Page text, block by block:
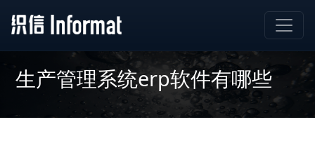
生产管理系统erp软件有哪些